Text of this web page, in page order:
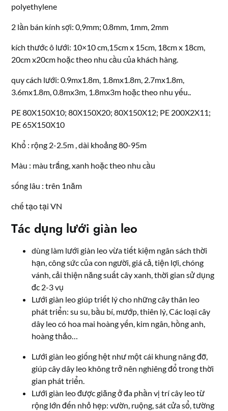
polyethylene
2 lần bán kính sợi: 0,9mm; 0.8mm, 1mm, 2mm
kích thước ô lưới: 10×10 cm,15cm x 15cm, 18cm x 18cm,
20cm x20cm hoặc theo nhu cầu của khách hàng.
quy cách lưới: 0.9mx1.8m, 1.8mx1.8m, 2.7mx1.8m,
3.6mx1.8m, 0.8mx3m, 1.8mx3m hoặc theo nhu yếu..
PE 80X150X10; 80X150X20; 80X150X12; PE 200X2X11;
PE 65X150X10
Khổ : rộng 2-2.5m , dài khoảng 80-95m
Màu : màu trắng, xanh hoặc theo nhu cầu
sống lâu : trên 1năm
chế tạo tại VN
Tác dụng lưới giàn leo
dùng làm lưới giàn leo vừa tiết kiệm ngân sách thời
hạn, công sức của con người, giá cả, tiện lợi, chóng
vánh, cải thiện năng suất cây xanh, thời gian sử dụng
đc 2-3 vụ
Lưới giàn leo giúp triết lý cho những cây thân leo
phát triển: su su, bầu bí, mướp, thiên lý, Các loại cây
dây leo có hoa mai hoàng yến, kim ngân, hồng anh,
hoàng thảo…
Lưới giàn leo giống hệt như một cái khung nâng đỡ,
giúp cây dây leo không trở nên nghiêng đổ trong thời
gian phát triển.
Lưới giàn leo được giăng ở đa phần vị trí cây leo từ
rộng lớn đến nhỏ hẹp: vườn, ruộng, sát cửa sổ, tường